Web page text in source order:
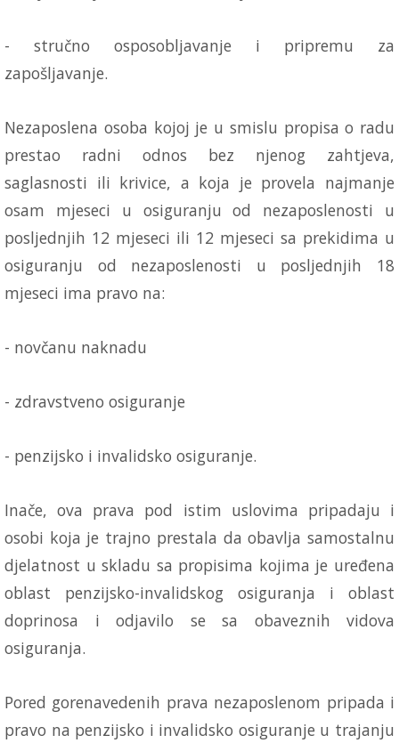
- stručno osposobljavanje i pripremu za
zapošljavanje.
Nezaposlena osoba kojoj je u smislu propisa o radu
prestao radni odnos bez njenog zahtjeva,
saglasnosti ili krivice, a koja je provela najmanje
osam mjeseci u osiguranju od nezaposlenosti u
posljednjih 12 mjeseci ili 12 mjeseci sa prekidima u
osiguranju od nezaposlenosti u posljednjih 18
mjeseci ima pravo na:
- novčanu naknadu
- zdravstveno osiguranje
- penzijsko i invalidsko osiguranje.
Inače, ova prava pod istim uslovima pripadaju i
osobi koja je trajno prestala da obavlja samostalnu
djelatnost u skladu sa propisima kojima je uređena
oblast penzijsko-invalidskog osiguranja i oblast
doprinosa i odjavilo se sa obaveznih vidova
osiguranja.
Pored gorenavedenih prava nezaposlenom pripada i
pravo na penzijsko i invalidsko osiguranje u trajanju